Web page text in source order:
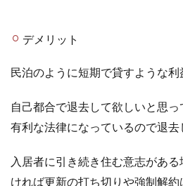
デメリット
民泊のように短期で貸すような利
自己都合で退去して欲しいと思
有利な法律になっているので退去
入居者に引き続き住む意志があ
ければ更新の打ち切りや強制解約